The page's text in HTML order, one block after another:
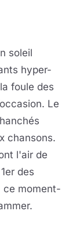
soleil
hyper-
foule des
Le
chansons.
l'air de
des
ce moment-